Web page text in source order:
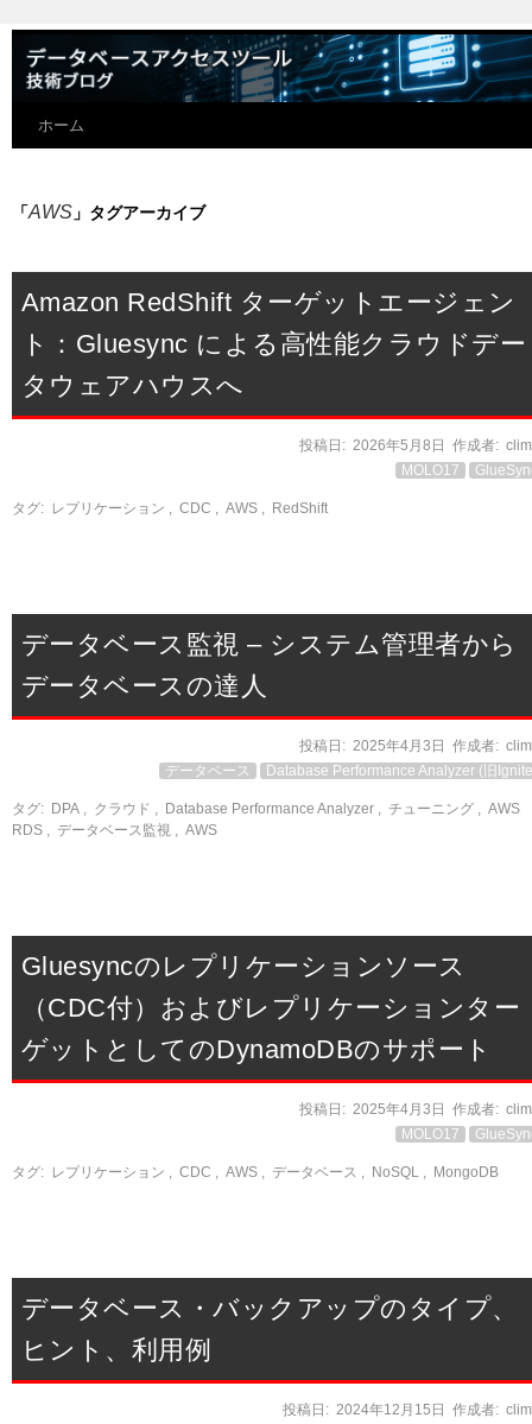
ホーム
「AWS 」タグアーカイブ
Amazon RedShift ターゲットエージェン
ト：Gluesync による高性能クラウドデー
タウェアハウスへ
投稿日: 2026年5月8日 作成者:
MOLO17
タグ: レプリケーション , CDC , AWS , RedShift
データベース監視 – システム管理者から
データベースの達人
投稿日: 2025年4月3日 作成者:
データベース
Database Performance Analyzer (旧
タグ: DPA , クラウド , Database Performance Analyzer , チューニング , AWS
RDS , データベース監視 , AWS
Gluesyncのレプリケーションソース
（CDC付）およびレプリケーションター
ゲットとしてのDynamoDBのサポート
投稿日: 2025年4月3日 作成者:
MOLO17
タグ: レプリケーション , CDC , AWS , データベース , NoSQL , MongoDB
データベース・バックアップのタイプ、
ヒント、利用例
投稿日: 2024年12月15日 作成者: